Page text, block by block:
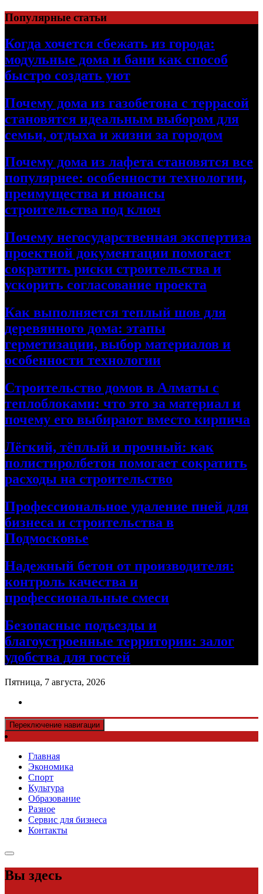
Перейти
к
содержимому
Популярные статьи
Когда хочется сбежать из города:
модульные дома и бани как способ
быстро создать уют
Почему дома из газобетона с террасой
становятся идеальным выбором для
семьи, отдыха и жизни за городом
Почему дома из лафета становятся все
популярнее: особенности технологии,
преимущества и нюансы
строительства под ключ
Почему негосударственная экспертиза
проектной документации помогает
сократить риски строительства и
ускорить согласование проекта
Как выполняется теплый шов для
деревянного дома: этапы
герметизации, выбор материалов и
особенности технологии
Строительство домов в Алматы с
теплоблоками: что это за материал и
почему его выбирают вместо кирпича
Лёгкий, тёплый и прочный: как
полистиролбетон помогает сократить
расходы на строительство
Профессиональное удаление пней для
бизнеса и строительства в
Подмосковье
Надежный бетон от производителя:
контроль качества и
профессиональные смеси
Безопасные подъезды и
благоустроенные территории: залог
удобства для гостей
Пятница, 7 августа, 2026
Переключение навигации
Главная
Экономика
Спорт
Культура
Образование
Разное
Сервис для бизнеса
Контакты
Вы здесь